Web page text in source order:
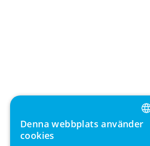
ENGLISH
Denna webbplats använder
cookies